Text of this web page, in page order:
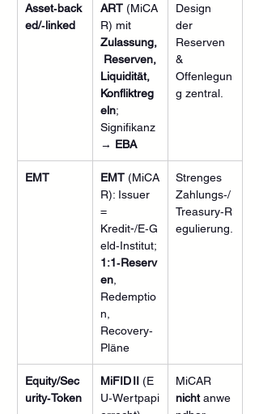
Asset‑back
ed/‑linked
ART (MiCA
R) mit
Zulassung,
Reserven,
Liquidität,
Konfliktreg
eln;
Signifikanz
→ EBA
Design
der
Reserven
&
Offenlegun
g zentral.
EMT EMT (MiCA
R): Issuer
=
Kredit-/E‑G
eld‑Institut;
1:1‑Reserv
en
Redemptio
n,
Recovery‑
Pläne
Strenges
Zahlungs‑/
Treasury‑R
egulierung.
Equity/Sec
urity‑Token
MiFID II (E
U‑Wertpapi
MiCAR
nicht anwe